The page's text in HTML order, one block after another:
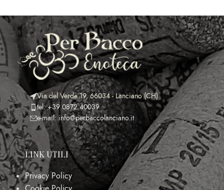
Via del Verde 19, 66034 - Lanciano (CH)
tel: +39 0872 40039
e-mail: info@perbaccolanciano.it
LINK UTILI
Privacy Policy